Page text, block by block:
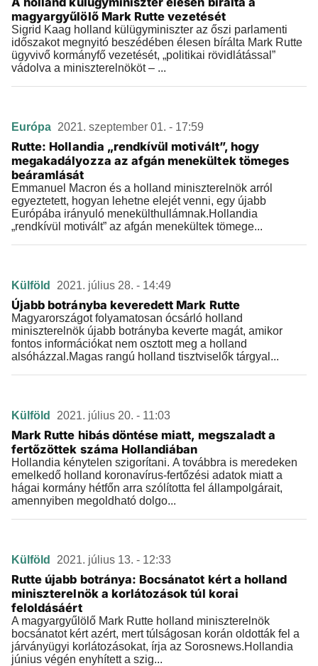
magyargyűlölő Mark Rutte vezetését
Sigrid Kaag holland külügyminiszter az őszi parlamenti
időszakot megnyitó beszédében élesen bírálta Mark Rutte
ügyvivő kormányfő vezetését, „politikai rövidlátással”
vádolva a miniszterelnököt – ...
Európa 2021. szeptember 01. - 17:59
Rutte: Hollandia „rendkívül motivált”, hogy
megakadályozza az afgán menekültek tömeges
beáramlását
Emmanuel Macron és a holland miniszterelnök arról
egyeztetett, hogyan lehetne elejét venni, egy újabb
Európába irányuló menekülthullámnak.Hollandia
„rendkívül motivált” az afgán menekültek tömege...
Külföld 2021. július 28. - 14:49
Újabb botrányba keveredett Mark Rutte
Magyarországot folyamatosan ócsárló holland
miniszterelnök újabb botrányba keverte magát, amikor
fontos információkat nem osztott meg a holland
alsóházzal.Magas rangú holland tisztviselők tárgyal...
Külföld 2021. július 20. - 11:03
Mark Rutte hibás döntése miatt, megszaladt a
fertőzöttek száma Hollandiában
Hollandia kénytelen szigorítani. A továbbra is meredeken
emelkedő holland koronavírus-fertőzési adatok miatt a
hágai kormány hétfőn arra szólította fel állampolgárait,
amennyiben megoldható dolgo...
Külföld 2021. július 13. - 12:33
Rutte újabb botránya: Bocsánatot kért a holland
miniszterelnök a korlátozások túl korai
feloldásáért
A magyargyűlölő Mark Rutte holland miniszterelnök
bocsánatot kért azért, mert túlságosan korán oldották fel a
járványügyi korlátozásokat, írja az Sorosnews.Hollandia
június végén enyhített a szig...